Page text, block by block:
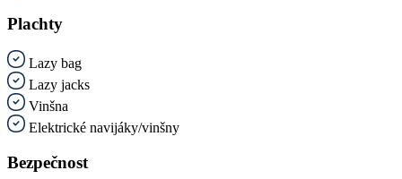
Plachty
Lazy bag
Lazy jacks
Vinšna
Elektrické navijáky/vinšny
Bezpečnost